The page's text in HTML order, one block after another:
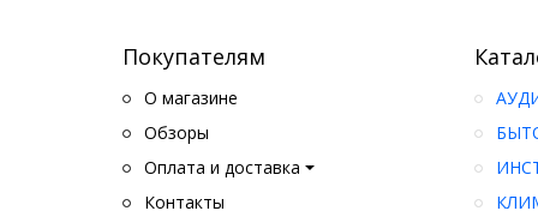
Покупателям
О магазине
Обзоры
Оплата и доставка
Контакты